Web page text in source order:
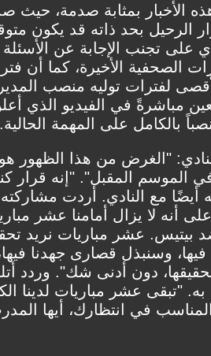
الأخبار بمثابة صدمة، حيث
الرحيل بحد ذاته قد يكون
على تجنب الإجابة عن
الصحفية الأخيرة، كما أن
لفترات توليه منصب
مباشرةً في الفيديو الذي
بالكامل على المهمة الحالية.
"الغرض من هذا الظهور
في الموسم المقبل". "إنه
أيضًا مع النادي. أردت
على أنه لا يزال أمامنا عشر
بيتيس. عشر مباريات نريد
وسنبذل قصارى جهدنا فيها،
تحقيقها، دون أدنى شك". وردد
به. "تبقى عشر مباريات لدينا
المناسب في انتظارك، أيها